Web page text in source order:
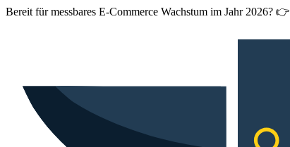
Bereit für messbares E-Commerce Wachstum im Jahr 2026? 👉